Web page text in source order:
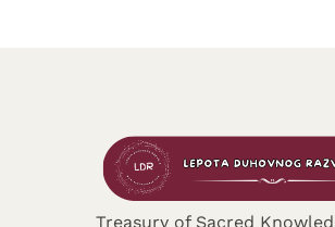
Treasury of Sacred